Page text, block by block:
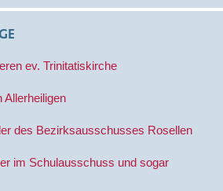
ev. Trinitatiskirche
Allerheiligen
des Bezirksausschusses Rosellen
im Schulausschuss und sogar